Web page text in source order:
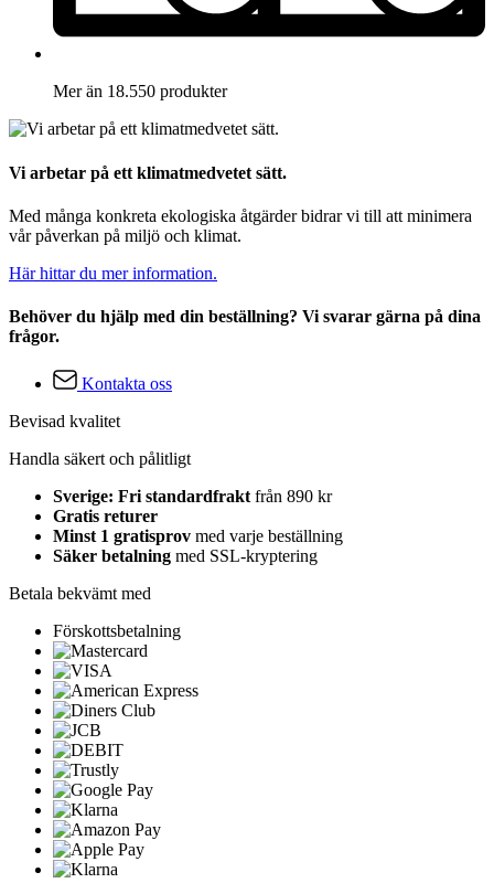
Mer än 18.550 produkter
Vi arbetar på ett klimatmedvetet sätt.
Med många konkreta ekologiska åtgärder bidrar vi till att minimera
vår påverkan på miljö och klimat.
Här hittar du mer information.
Behöver du hjälp med din beställning? Vi svarar gärna på dina
frågor.
Kontakta oss
Bevisad kvalitet
Handla säkert och pålitligt
Sverige: Fri standardfrakt från 890 kr
Gratis returer
Minst 1 gratisprov med varje beställning
Säker betalning med SSL-kryptering
Betala bekvämt med
Förskottsbetalning